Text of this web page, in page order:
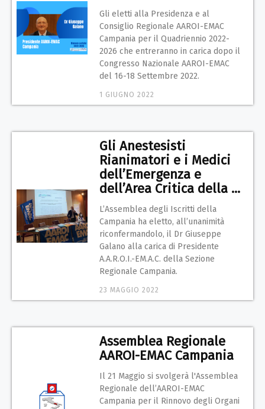
Gli eletti alla Presidenza e al
Consiglio Regionale AAROI-EMAC
Campania per il Quadriennio 2022-
2026 che entreranno in carica dopo il
Congresso Nazionale AAROI-EMAC
del 16-18 Settembre 2022.
1 GIUGNO 2022
Gli Anestesisti
Rianimatori e i Medici
dell’Emergenza e
dell’Area Critica della ...
L’Assemblea degli Iscritti della
Campania ha eletto, all’unanimità
riconfermandolo, il Dr Giuseppe
Galano alla carica di Presidente
A.A.R.O.I.-EM.A.C. della Sezione
Regionale Campania.
23 MAGGIO 2022
Assemblea Regionale
AAROI-EMAC Campania
Il 21 Maggio si svolgerà l'Assemblea
Regionale dell’AAROI-EMAC
Campania per il Rinnovo degli Organi